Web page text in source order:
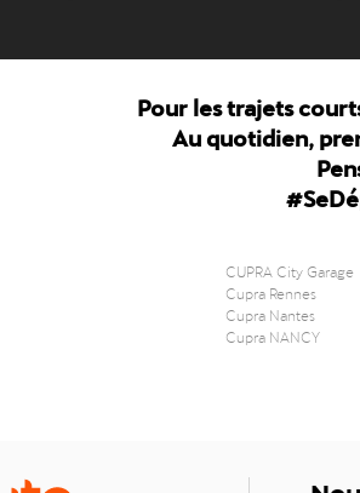
Pour les trajets
Au quotidien,
CUPRA City Garage
Cupra Rennes
Cupra Nantes
Cupra NANCY